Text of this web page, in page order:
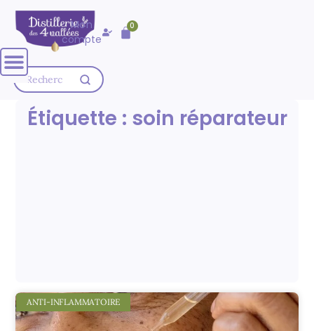
🚚 Livraison OFFERTE dès
d'achat
Mon
compte
0
Étiquette : soin réparateur
ANTI-INFLAMMATOIRE